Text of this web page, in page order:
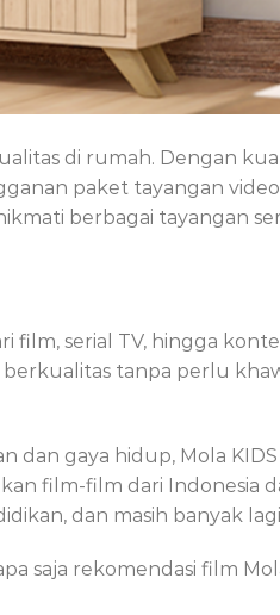
di rumah. Dengan
paket tayangan
berbagai tayangan
film, serial TV, hingga
berkualitas tanpa perlu
dan gaya hidup, Mola
film-film dari Indonesia
dan masih banyak
saja rekomendasi film